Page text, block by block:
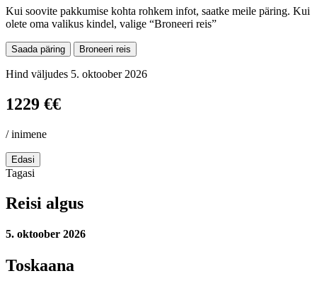
Kui soovite pakkumise kohta rohkem infot, saatke meile päring. Kui
olete oma valikus kindel, valige “Broneeri reis”
Saada päring Broneeri reis
Hind väljudes 5. oktoober 2026
1229 €€
/ inimene
Edasi
Tagasi
Reisi algus
5. oktoober 2026
Toskaana